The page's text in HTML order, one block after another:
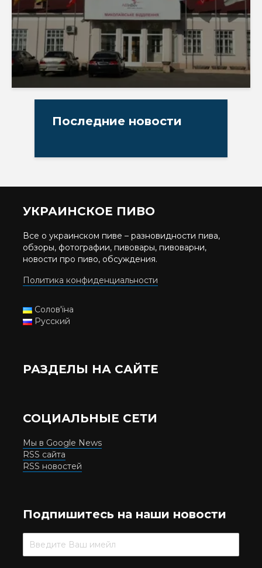
Последние новости
УКРАИНСКОЕ ПИВО
Все о украинском пиве – разновидности пива,
обзоры, фотографии, пивовары, пивоварни,
новости про пиво, обсуждения.
Политика конфиденциальности
Солов'їна
Русский
РАЗДЕЛЫ НА САЙТЕ
СОЦИАЛЬНЫЕ СЕТИ
Мы в Google News
RSS сайта
RSS новостей
Подпишитесь на наши новости